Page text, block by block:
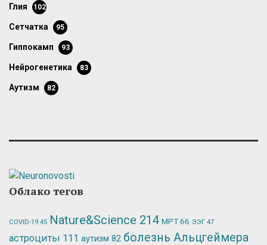
глия 102
сетчатка 95
гиппокамп 93
нейрогенетика 83
аутизм 82
Облако тегов
COVID-19 45 Nature&Science 214 МРТ66 ЭЭГ 47
астроциты 111 аутизм 82 болезнь Альцгеймера